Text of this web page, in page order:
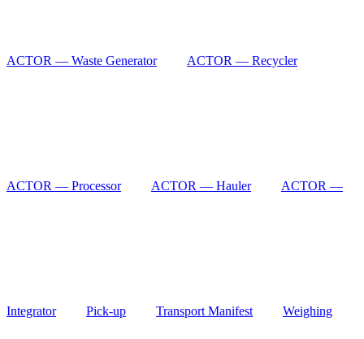
ACTOR — Waste Generator ACTOR — Recycler
ACTOR — Processor ACTOR — Hauler ACTOR —
Integrator Pick-up Transport Manifest Weighing